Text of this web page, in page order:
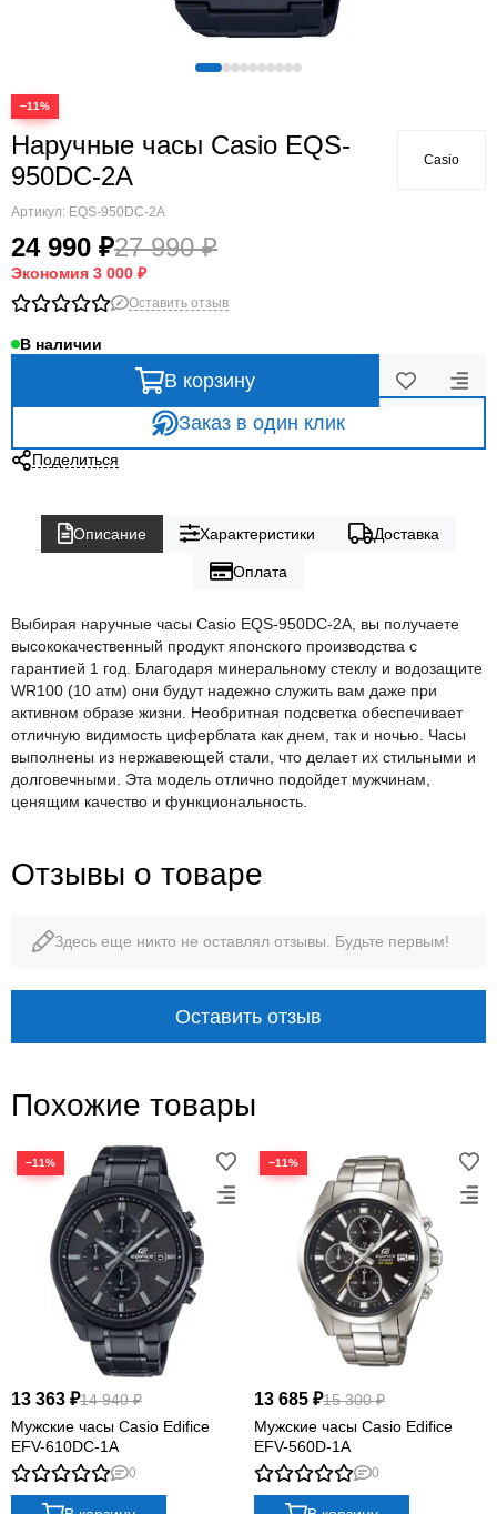
−11%
Наручные часы Casio EQS-
950DC-2A
Артикул: EQS-950DC-2A
24 990 ₽27 990 ₽
Экономия 3 000 ₽
Casio
Оставить отзыв
В наличии
В корзину
Заказ в один клик
Поделиться
Описание Характеристики Доставка
Оплата
Выбирая наручные часы Casio EQS-950DC-2A, вы получаете
высококачественный продукт японского производства с
гарантией 1 год. Благодаря минеральному стеклу и водозащите
WR100 (10 атм) они будут надежно служить вам даже при
активном образе жизни. Необритная подсветка обеспечивает
отличную видимость циферблата как днем, так и ночью. Часы
выполнены из нержавеющей стали, что делает их стильными и
долговечными. Эта модель отлично подойдет мужчинам,
ценящим качество и функциональность.
Отзывы о товаре
Здесь еще никто не оставлял отзывы. Будьте первым!
Оставить отзыв
Похожие товары
−11%
13 363 ₽14 940 ₽
Мужские часы Casio Edifice
EFV-610DC-1A
0
−11%
13 685 ₽15 300 ₽
Мужские часы Casio Edifice
EFV-560D-1A
0